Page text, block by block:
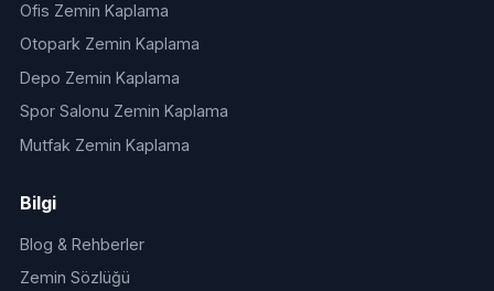
Ofis Zemin Kaplama
Otopark Zemin Kaplama
Depo Zemin Kaplama
Spor Salonu Zemin Kaplama
Mutfak Zemin Kaplama
Bilgi
Blog & Rehberler
Zemin Sözlüğü